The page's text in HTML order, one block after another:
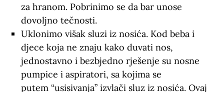
za hranom. Pobrinimo se da bar unose
dovoljno tečnosti.
Uklonimo višak sluzi iz nosića. Kod beba i
djece koja ne znaju kako duvati nos,
jednostavno i bezbjedno rješenje su nosne
pumpice i aspiratori, sa kojima se
putem “usisivanja” izvlači sluz iz nosića. Ovaj